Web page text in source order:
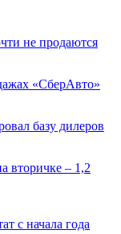
не продаются
«СберАвто»
базу дилеров
вторичке – 1,2
с начала года